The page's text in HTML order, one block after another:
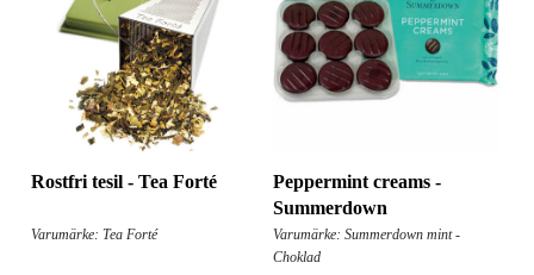
Rostfri tesil - Tea Forté
Varumärke: Tea Forté
Peppermint creams -
Summerdown
Varumärke: Summerdown mint -
Choklad